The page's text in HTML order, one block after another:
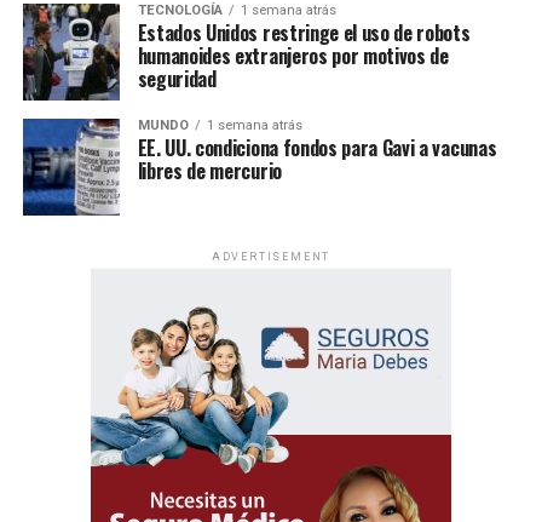
Las Asambleas Regionales “Felices para siempre” se
celebran en más de 230 países, mediante la organización
de más de 6,000 asambleas presentadas en más de 500
idiomas.
Por su parte, las Asambleas Internacionales ofrecerán el
programa en 36 idiomas, incluidos 11 lenguas de señas,
permitiendo que personas de diversas culturas e idiomas
internacionales participarán en actividades de predicación
local y en oportunidades de intercambio de ánimo con
hermanos de distintas partes del mundo.
Al igual que las asambleas regionales, la entrada a todas
las asambleas internacionales es completamente gratuita
y no se realizan colectas de dinero.
TECNOLOGÍA 1 semana atrás
Estados Unidos restringe el uso de robots
humanoides extranjeros por motivos de
seguridad
MUNDO 1 semana atrás
EE. UU. condiciona fondos para Gavi a vacunas
libres de mercurio
ADVERTISEMENT